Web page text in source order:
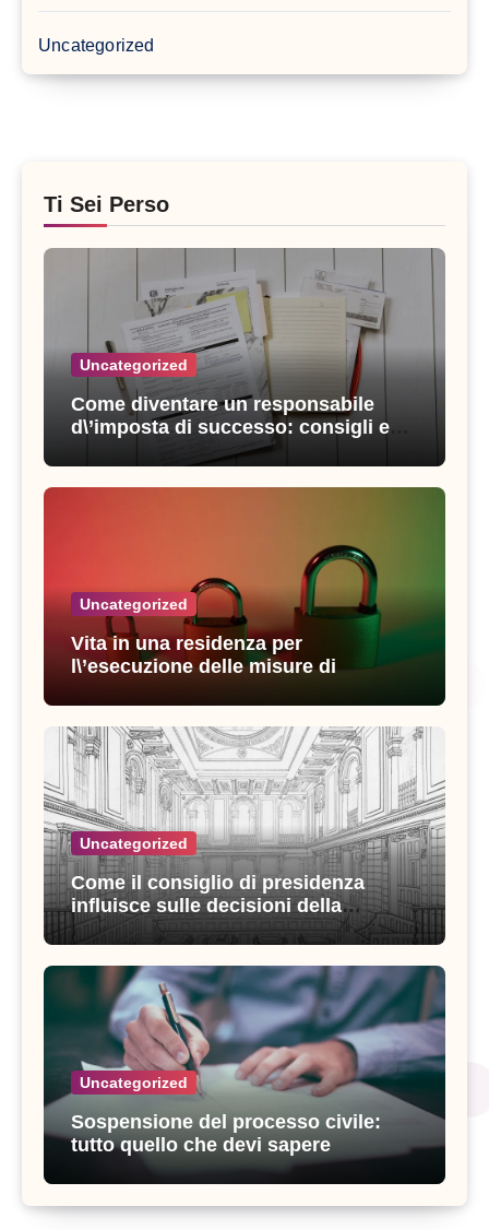
Uncategorized
Ti Sei Perso
Uncategorized
Come diventare un responsabile
d\’imposta di successo: consigli e
strategie vincenti
Uncategorized
Vita in una residenza per
l\’esecuzione delle misure di
Uncategorized
Come il consiglio di presidenza
influisce sulle decisioni della
giustizia amministrativa
Uncategorized
Sospensione del processo civile:
tutto quello che devi sapere